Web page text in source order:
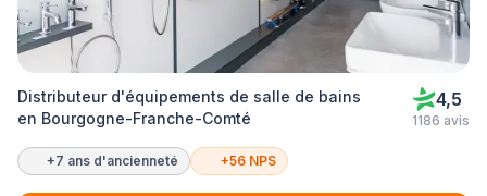
Distributeur d'équipements de salle de bains
en Bourgogne-Franche-Comté
4,5
1186 avis
+7 ans d'ancienneté +56 NPS